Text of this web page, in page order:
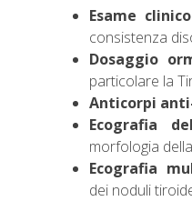
Esame clinico
consistenza
Dosaggio
particolare la
Anticorpi
Ecografia
morfologia
Ecografia
dei noduli